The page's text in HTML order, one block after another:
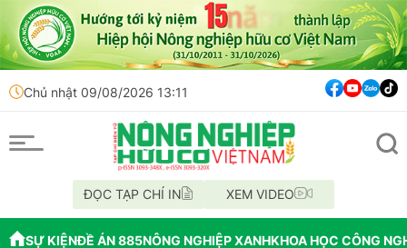
Chủ nhật 09/08/2026 13:11
ĐỌC TẠP CHÍ IN XEM VIDEO
SỰ KIỆNĐỀ ÁN 885NÔNG NGHIỆP XANHKHOA HỌC CÔNG